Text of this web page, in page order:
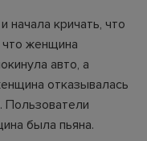
начала кричать, что
что женщина
авто, а
отказывалась
Пользователи
была пьяна.